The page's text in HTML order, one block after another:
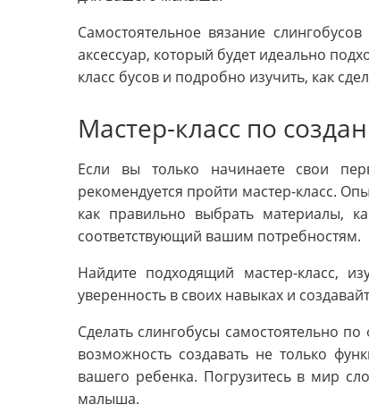
Самостоятельное вязание
аксессуар, который будет идеально
класс бусов и подробно изучить, как
Мастер-класс по
Если вы только начинаете свои
рекомендуется пройти мастер-класс.
как правильно выбрать материалы,
соответствующий вашим потребностям.
Найдите подходящий мастер-класс,
уверенность в своих навыках и
Сделать слингобусы самостоятельно
возможность создавать не только
вашего ребенка. Погрузитесь в мир
малыша.